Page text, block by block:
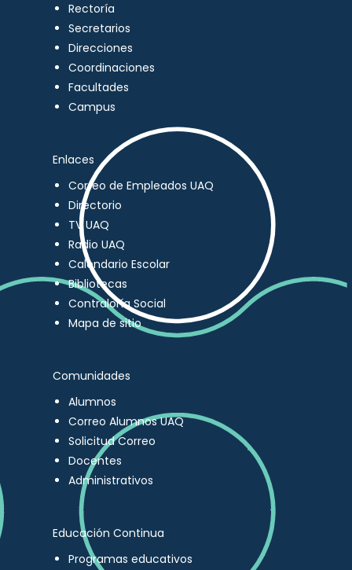
Rectoría
Secretarios
Direcciones
Coordinaciones
Facultades
Campus
Enlaces
Correo de Empleados UAQ
Directorio
TV UAQ
Radio UAQ
Calendario Escolar
Bibliotecas
Contraloría Social
Mapa de sitio
Comunidades
Alumnos
Correo Alumnos UAQ
Solicitud Correo
Docentes
Administrativos
Educación Continua
Programas educativos